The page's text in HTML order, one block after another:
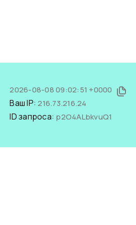
2026-08-08 09:02:51 +0000
Ваш IP:216.73.216.24
ID запроса: p2O4ALbkvuQ1